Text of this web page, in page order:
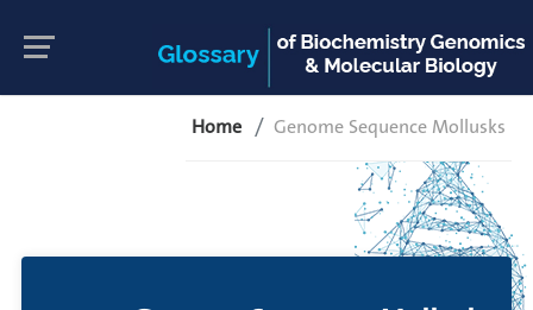
Home Genome Sequence Mollusks